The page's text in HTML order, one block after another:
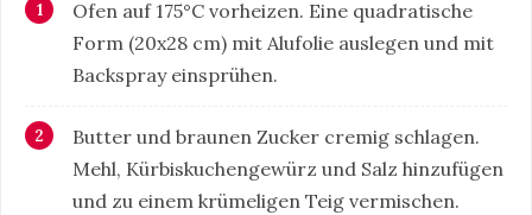
Ofen auf 175°C vorheizen. Eine quadratische
Form (20x28 cm) mit Alufolie auslegen und mit
Backspray einsprühen.
Butter und braunen Zucker cremig schlagen.
Mehl, Kürbiskuchengewürz und Salz hinzufügen
und zu einem krümeligen Teig vermischen.